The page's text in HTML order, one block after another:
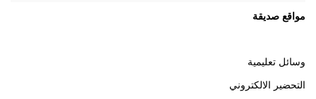
مواقع صديقة
وسائل تعليمية
التحضير الالكتروني